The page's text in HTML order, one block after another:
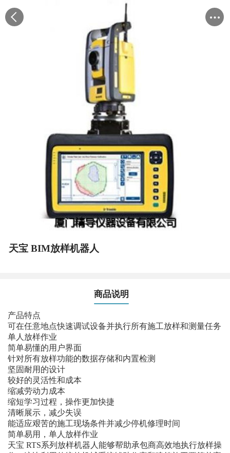
天宝 BIM放样机器人
商品说明
产品特点
可在任意地点快速调试设备并执行所有施工放样和测量任务
单人放样作业
简单易懂的用户界面
针对所有放样功能的数据存储和内置检测
坚固耐用的设计
较好的灵活性和成本
缩减劳动力成本
缩短学习过程，操作更加快捷
清晰展示，减少失误
能适应艰苦的施工现场条件并减少停机修理时间
简单易用，单人放样作业
天宝 RTS系列放样机器人能够帮助承包商高效地执行放样操